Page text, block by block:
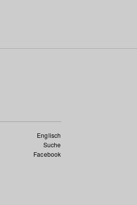
Englisch
Suche
Facebook